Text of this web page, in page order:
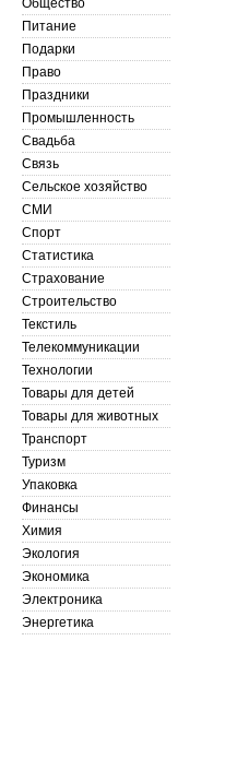
Общество
Питание
Подарки
Право
Праздники
Промышленность
Свадьба
Связь
Сельское хозяйство
СМИ
Спорт
Статистика
Страхование
Строительство
Текстиль
Телекоммуникации
Технологии
Товары для детей
Товары для животных
Транспорт
Туризм
Упаковка
Финансы
Химия
Экология
Экономика
Электроника
Энергетика